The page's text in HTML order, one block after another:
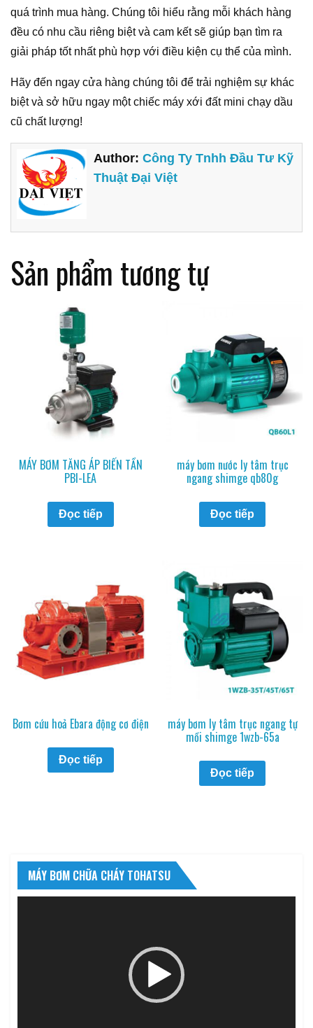
quá trình mua hàng. Chúng tôi hiểu rằng mỗi khách hàng
đều có nhu cầu riêng biệt và cam kết sẽ giúp bạn tìm ra
giải pháp tốt nhất phù hợp với điều kiện cụ thể của mình.
Hãy đến ngay cửa hàng chúng tôi để trải nghiệm sự khác
biệt và sở hữu ngay một chiếc máy xới đất mini chạy dầu
cũ chất lượng!
Author:Công Ty Tnhh Đầu Tư Kỹ
Thuật Đại Việt
Sản phẩm tương tự
MÁY BƠM TĂNG ÁP BIẾN TẦN
PBI-LEA
Đọc tiếp
máy bơm nước ly tâm trục
ngang shimge qb80g
Đọc tiếp
Bơm cứu hoả Ebara động cơ điện
Đọc tiếp
máy bơm ly tâm trục ngang tự
mồi shimge 1wzb-65a
Đọc tiếp
MÁY BƠM CHỮA CHÁY TOHATSU